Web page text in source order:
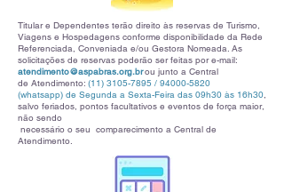
Titular e Dependentes terão direito às reservas de Turismo,
Viagens e Hospedagens conforme disponibilidade da Rede
Referenciada, Conveniada e/ou Gestora Nomeada. As
solicitações de reservas poderão ser feitas por e-mail:
atendimento@aspabras.org.brou junto a Central
de Atendimento: (11) 3105-7895 / 94000-5820
(whatsapp) de Segunda a Sexta-Feira das 09h30 às 16h30,
salvo feriados, pontos facultativos e eventos de força maior,
não sendo
necessário o seu comparecimento a Central de
Atendimento.